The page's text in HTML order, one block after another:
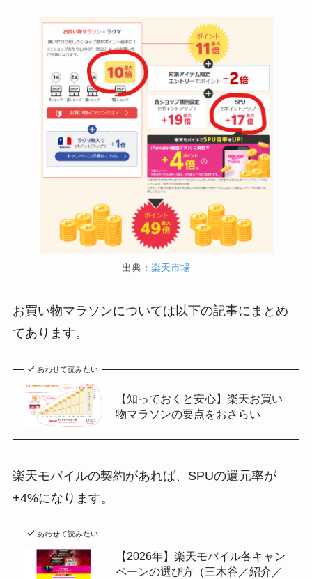
出典： 楽天市場
お買い物マラソンについては以下の記事にまとめ
てあります。
あわせて読みたい
【知っておくと安心】楽天お買い
物マラソンの要点をおさらい
楽天モバイルの契約があれば、SPUの還元率が
+4%になります。
あわせて読みたい
【2026年】楽天モバイル各キャン
ペーンの選び方（三木谷／紹介／